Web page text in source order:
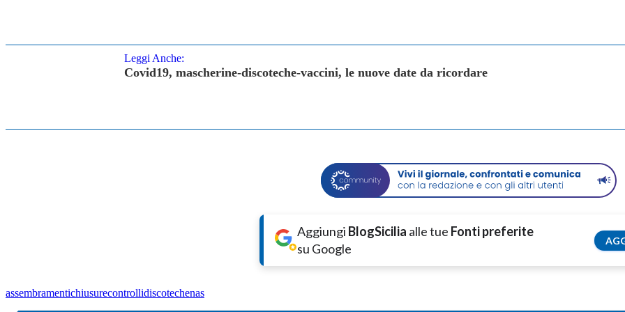
Leggi Anche:
Covid19, mascherine-discoteche-vaccini, le nuove date da ricordare
Aggiungi BlogSicilia alle tue Fonti preferite
su Google
assembramentichiusurecontrollidiscotechenas